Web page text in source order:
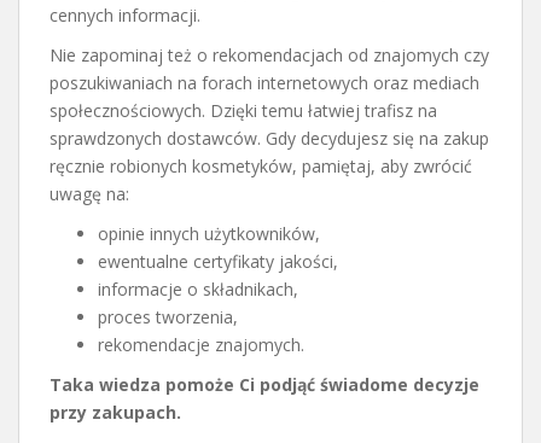
cennych informacji.
Nie zapominaj też o rekomendacjach od znajomych czy
poszukiwaniach na forach internetowych oraz mediach
społecznościowych. Dzięki temu łatwiej trafisz na
sprawdzonych dostawców. Gdy decydujesz się na zakup
ręcznie robionych kosmetyków, pamiętaj, aby zwrócić
uwagę na:
opinie innych użytkowników,
ewentualne certyfikaty jakości,
informacje o składnikach,
proces tworzenia,
rekomendacje znajomych.
Taka wiedza pomoże Ci podjąć świadome decyzje
przy zakupach.